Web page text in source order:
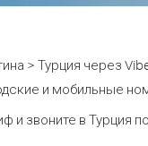
> Турция через
и мобильные
и звоните в Турция